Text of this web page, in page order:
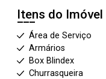
Itens do Imóvel
Área de Serviço
Armários
Box Blindex
Churrasqueira